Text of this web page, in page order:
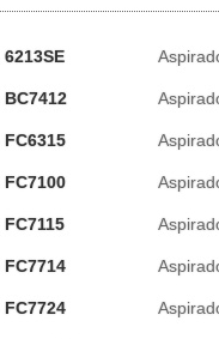
6213SE
BC7412
FC6315
FC7100
FC7115
FC7714
FC7724